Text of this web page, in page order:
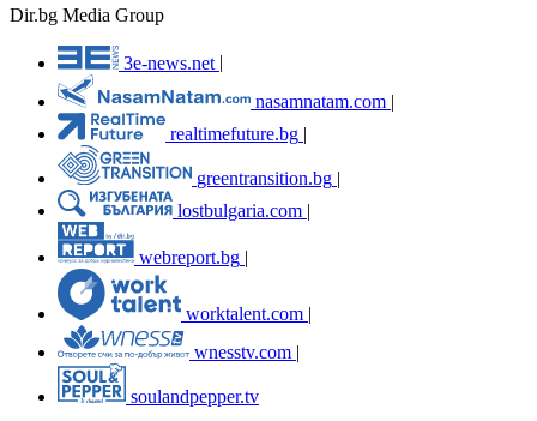
Dir.bg Media Group
3e-news.net
nasamnatam.com |
realtimefuture.bg |
greentransition.bg |
lostbulgaria.com |
webreport.bg
worktalent.com |
wnesstv.com |
soulandpepper.tv